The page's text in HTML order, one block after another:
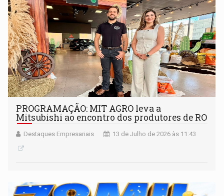
PROGRAMAÇÃO: MIT AGRO leva a
Mitsubishi ao encontro dos produtores de RO
Destaques Empresariais 13 de Julho de 2026 às 11:43